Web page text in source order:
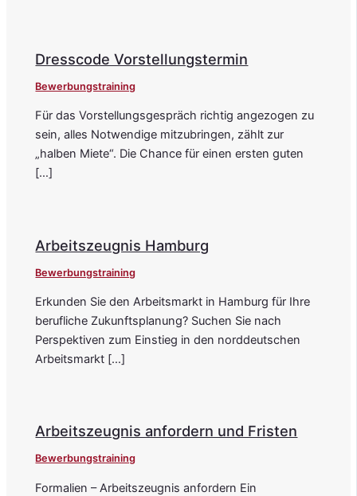
Dresscode Vorstellungstermin
Bewerbungstraining
Für das Vorstellungsgespräch richtig angezogen zu
sein, alles Notwendige mitzubringen, zählt zur
„halben Miete“. Die Chance für einen ersten guten
[…]
Arbeitszeugnis Hamburg
Bewerbungstraining
Erkunden Sie den Arbeitsmarkt in Hamburg für Ihre
berufliche Zukunftsplanung? Suchen Sie nach
Perspektiven zum Einstieg in den norddeutschen
Arbeitsmarkt […]
Arbeitszeugnis anfordern und Fristen
Bewerbungstraining
Formalien – Arbeitszeugnis anfordern Ein